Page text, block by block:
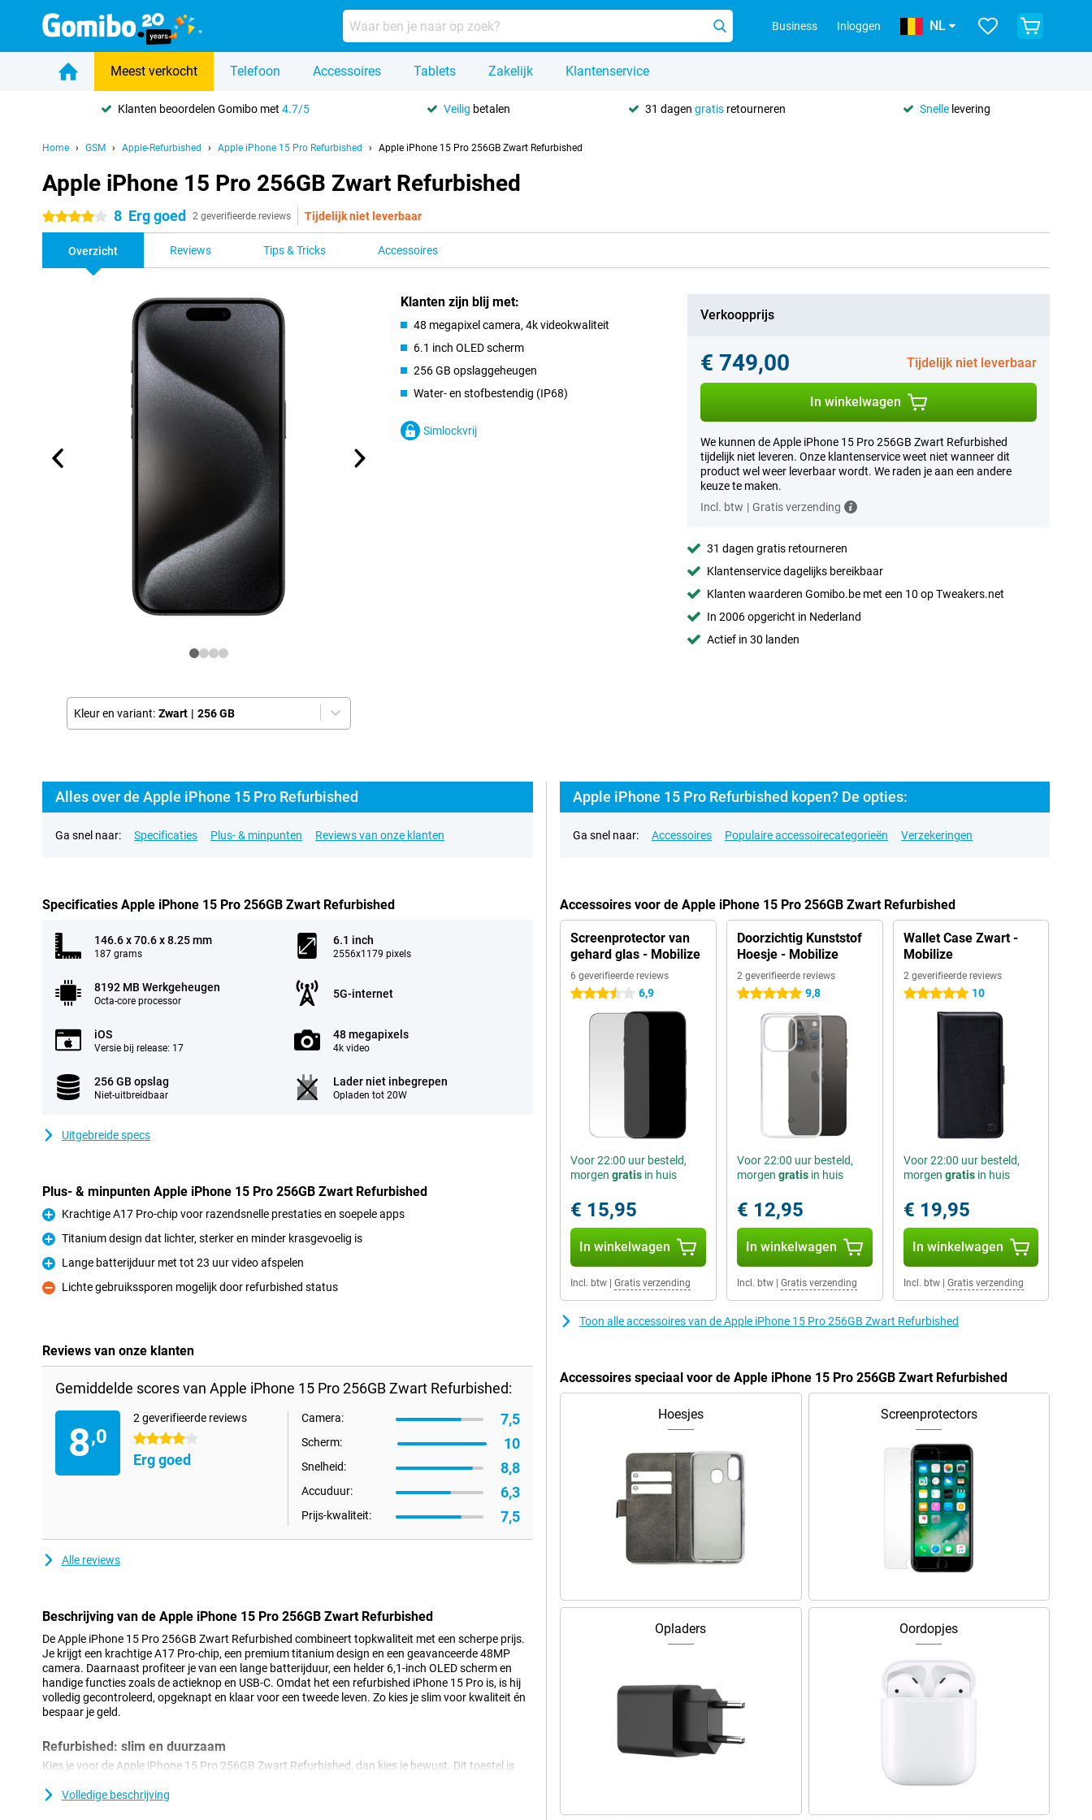
Business Inloggen NL
Meest verkocht Telefoon Accessoires Tablets Zakelijk Klantenservice
Klanten beoordelen Gomibo met 4.7/5 Veilig betalen 31 dagen gratisretourneren Snelle levering
Home GSM Apple-Refurbished Apple iPhone 15 Pro Refurbished Apple iPhone 15 Pro 256GB Zwart Refurbished
Apple iPhone 15 Pro 256GB Zwart Refurbished
4 sterren 8 Erg goed 2 geverifieerde reviews Tijdelijk niet leverbaar
Overzicht Reviews Tips & Tricks Accessoires
Kleur en variant: Zwart | 256 GB
Klanten zijn blij met:
48 megapixel camera, 4k videokwaliteit
6.1 inch OLED scherm
256 GB opslaggeheugen
Water- en stofbestendig (IP68)
Simlockvrij
Verkoopprijs
€ 749,00 Tijdelijk niet leverbaar
In winkelwagen
We kunnen de Apple iPhone 15 Pro 256GB Zwart Refurbished
tijdelijk niet leveren. Onze klantenservice weet niet wanneer dit
product wel weer leverbaar wordt. We raden je aan een andere
keuze te maken.
Incl. btw | Gratis verzending
31 dagen gratis retourneren
Klantenservice dagelijks bereikbaar
Klanten waarderen Gomibo.be met een 10 op Tweakers.net
In 2006 opgericht in Nederland
Actief in 30 landen
Alles over de Apple iPhone 15 Pro Refurbished
Ga snel naar: Specificaties Plus- & minpunten Reviews van onze klanten
Specificaties Apple iPhone 15 Pro 256GB Zwart Refurbished
146.6 x 70.6 x 8.25 mm
187 grams
6.1 inch
2556x1179 pixels
8192 MB Werkgeheugen
Octa-core processor
5G-internet
iOS
Versie bij release: 17
48 megapixels
4k video
256 GB opslag
Niet-uitbreidbaar
Lader niet inbegrepen
Opladen tot 20W
Uitgebreide specs
Plus- & minpunten Apple iPhone 15 Pro 256GB Zwart Refurbished
Pluspunt
Krachtige A17 Pro-chip voor razendsnelle prestaties en soepele apps
Pluspunt
Titanium design dat lichter, sterker en minder krasgevoelig is
Pluspunt
Lange batterijduur met tot 23 uur video afspelen
Minpunt
Lichte gebruikssporen mogelijk door refurbished status
Reviews van onze klanten
Gemiddelde scores van Apple iPhone 15 Pro 256GB Zwart Refurbished:
8,0
2 geverifieerde reviews
4 sterren
Erg goed
Camera: 7,5
Scherm: 10
Snelheid: 8,8
Accuduur: 6,3
Prijs-kwaliteit: 7,5
Alle reviews
Beschrijving van de Apple iPhone 15 Pro 256GB Zwart Refurbished
De Apple iPhone 15 Pro 256GB Zwart Refurbished combineert topkwaliteit met een scherpe prijs.
Je krijgt een krachtige A17 Pro-chip, een premium titanium design en een geavanceerde 48MP
camera. Daarnaast profiteer je van een lange batterijduur, een helder 6,1-inch OLED scherm en
handige functies zoals de actieknop en USB-C. Omdat het een refurbished iPhone 15 Pro is, is hij
volledig gecontroleerd, opgeknapt en klaar voor een tweede leven. Zo kies je slim voor kwaliteit én
bespaar je geld.
Refurbished: slim en duurzaam
Kies je voor de Apple iPhone 15 Pro 256GB Zwart Refurbished, dan kies je bewust. Dit toestel is
je mag verwachten. Je profiteert van dezelfde prestaties als een nieuw toestel, maar dan voor een
Volledige beschrijving
Apple iPhone 15 Pro Refurbished kopen? De opties:
Ga snel naar: Accessoires Populaire accessoirecategorieën Verzekeringen
Accessoires voor de Apple iPhone 15 Pro 256GB Zwart Refurbished
Screenprotector van
gehard glas - Mobilize
6 geverifieerde reviews
3.5 sterren 6,9
Voor 22:00 uur besteld,
morgen gratis in huis
€ 15,95
In winkelwagen
Incl. btw Gratis verzending
Doorzichtig Kunststof
Hoesje - Mobilize
2 geverifieerde reviews
5 sterren 9,8
Voor 22:00 uur besteld,
morgen gratisin huis
€ 12,95
In winkelwagen
Incl. btw| Gratis verzending
Wallet Case Zwart -
Mobilize
2 geverifieerde reviews
5 sterren 10
Voor 22:00 uur besteld,
morgen gratisin huis
€ 19,95
In winkelwagen
Incl. btw| Gratis verzending
Toon alle accessoires van de Apple iPhone 15 Pro 256GB Zwart Refurbished
Accessoires speciaal voor de Apple iPhone 15 Pro 256GB Zwart Refurbished
Hoesjes Screenprotectors
Opladers Oordopjes